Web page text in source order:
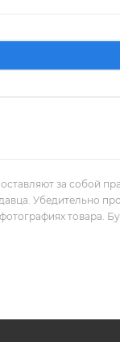
за собой
Убедительно
товара.